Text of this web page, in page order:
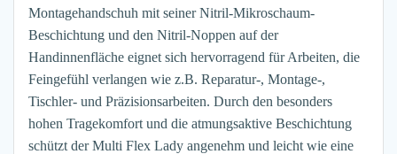
Montagehandschuh mit seiner Nitril-Mikroschaum-
Beschichtung und den Nitril-Noppen auf der
Handinnenfläche eignet sich hervorragend für Arbeiten, die
Feingefühl verlangen wie z.B. Reparatur-, Montage-,
Tischler- und Präzisionsarbeiten. Durch den besonders
hohen Tragekomfort und die atmungsaktive Beschichtung
schützt der Multi Flex Lady angenehm und leicht wie eine